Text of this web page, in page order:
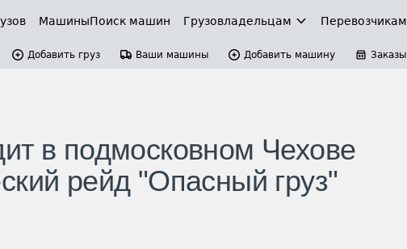
МашиныПоиск машин Грузовладельцам Перевозчикам
Добавить груз Ваши машины Добавить машину Заказы
в подмосковном Чехове
рейд "Опасный груз"